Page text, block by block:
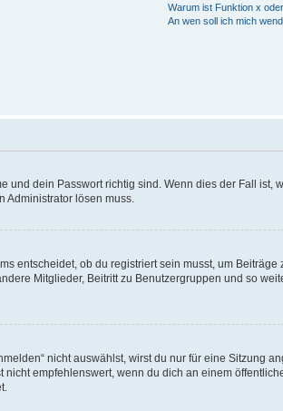
Warum ist Funktion x
An wen soll ich mich
dein Passwort richtig sind. Wenn dies der Fall
lösen muss.
entscheidet, ob du registriert sein musst, um
Mitglieder, Beitritt zu Benutzergruppen und so
nicht auswählst, wirst du nur für eine Sitzung
empfehlenswert, wenn du dich an einem